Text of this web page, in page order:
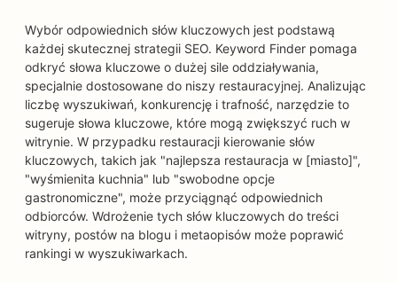
Wybór odpowiednich słów kluczowych jest podstawą
każdej skutecznej strategii SEO. Keyword Finder pomaga
odkryć słowa kluczowe o dużej sile oddziaływania,
specjalnie dostosowane do niszy restauracyjnej. Analizując
liczbę wyszukiwań, konkurencję i trafność, narzędzie to
sugeruje słowa kluczowe, które mogą zwiększyć ruch w
witrynie. W przypadku restauracji kierowanie słów
kluczowych, takich jak "najlepsza restauracja w [miasto]",
"wyśmienita kuchnia" lub "swobodne opcje
gastronomiczne", może przyciągnąć odpowiednich
odbiorców. Wdrożenie tych słów kluczowych do treści
witryny, postów na blogu i metaopisów może poprawić
rankingi w wyszukiwarkach.